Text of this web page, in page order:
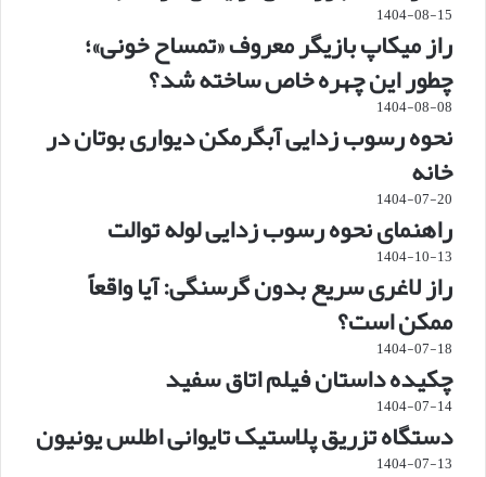
1404-08-15
راز میکاپ بازیگر معروف «تمساح خونی»؛
چطور این چهره خاص ساخته شد؟
1404-08-08
نحوه رسوب زدایی آبگرمکن دیواری بوتان در
خانه
1404-07-20
راهنمای نحوه رسوب زدایی لوله توالت
1404-10-13
راز لاغری سریع بدون گرسنگی: آیا واقعاً
ممکن است؟
1404-07-18
چکیده داستان فیلم اتاق سفید
1404-07-14
دستگاه تزریق پلاستیک تایوانی اطلس یونیون
1404-07-13